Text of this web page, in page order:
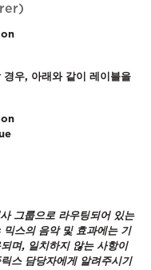
경우, 아래와 같이 레이블을
그룹으로 라우팅되어 있는
스의 음악 및 효과에는 기
며, 일치하지 않는 사항이
스 담당자에게 알려주시기